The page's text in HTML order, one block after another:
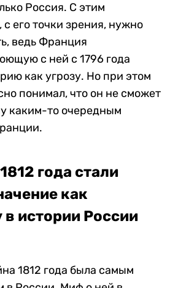
Россия. С этим
его точки зрения, нужно
ведь Франция
с ней с 1796 года
как угрозу. Но при этом
понимал, что он не сможет
каким-то очередным
года стали
как
истории России
1812 года была самым